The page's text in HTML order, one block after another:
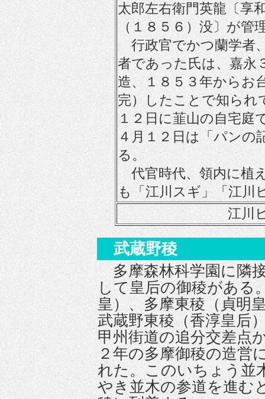
太郎左右衛門英龍〔享
（１８５６）没〕が管
行政官でかつ蘭学者
者であった氏は、嘉永
造、１８５３年からお
完）したことで知られ
１２日に韮山の自宅庭
４月１２日は「パンの
る。
代官時代、領内に植
も「江川スギ」「江川
江川
武蔵野稜
多摩森林科学園に隣
して皇后の御稜がある
皇）、多摩東稜（貞明
武蔵野東稜（香淳皇后
甲州街道の追分交差点
２年の多摩御稜の造営
れた。このいちょう並
やき並木の参道を進む